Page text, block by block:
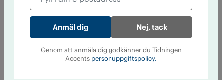
Nej, tack
Genom att anmäla dig godkänner du Tidningen
Accents personuppgiftspolicy.